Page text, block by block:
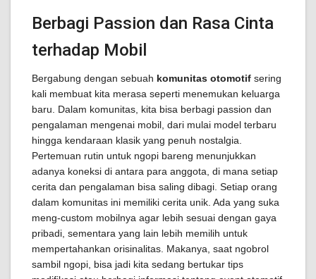
Berbagi Passion dan Rasa Cinta
terhadap Mobil
Bergabung dengan sebuah komunitas otomotif sering
kali membuat kita merasa seperti menemukan keluarga
baru. Dalam komunitas, kita bisa berbagi passion dan
pengalaman mengenai mobil, dari mulai model terbaru
hingga kendaraan klasik yang penuh nostalgia.
Pertemuan rutin untuk ngopi bareng menunjukkan
adanya koneksi di antara para anggota, di mana setiap
cerita dan pengalaman bisa saling dibagi. Setiap orang
dalam komunitas ini memiliki cerita unik. Ada yang suka
meng-custom mobilnya agar lebih sesuai dengan gaya
pribadi, sementara yang lain lebih memilih untuk
mempertahankan orisinalitas. Makanya, saat ngobrol
sambil ngopi, bisa jadi kita sedang bertukar tips